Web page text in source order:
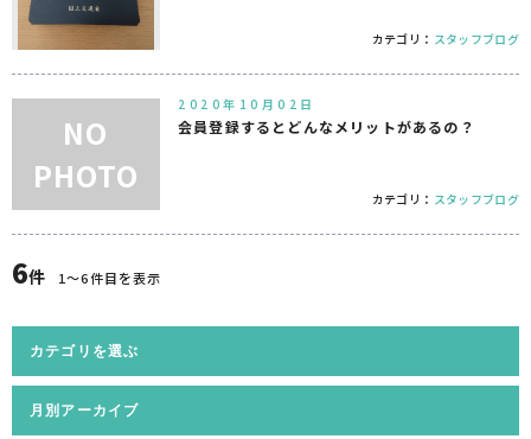
カテゴリ： スタッフブログ
NO
PHOTO
2020年10月02日
会員登録するとどんなメリットがあるの？
カテゴリ： スタッフブログ
6件 1〜6件目を表示